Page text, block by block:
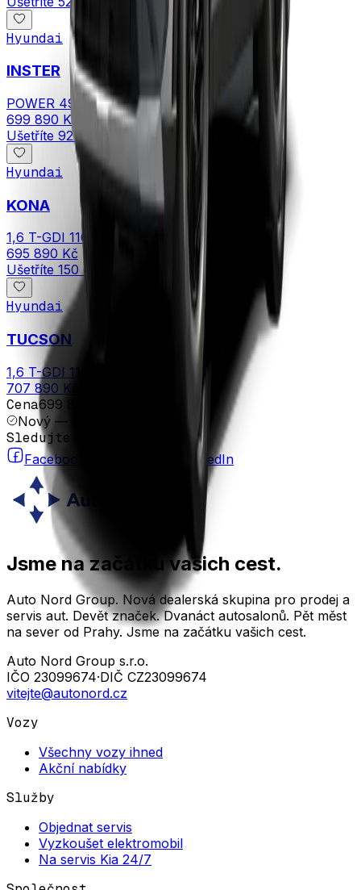
Hyundai
INSTER
POWER 49 kWh 84,5 kW 4×2
699 890 Kč
Ušetříte 92 000 Kč
Hyundai
KONA
1,6 T-GDI 110 kW 4×2
695 890 Kč
Ušetříte 150 000 Kč
Hyundai
TUCSON
1,6 T-GDI 110 kW 4×2
707 890 Kč
Cena699 890 Kč
Nový — k objednání
Sledujte nás
Facebook LinkedIn
Jsme na začátku vašich cest.
Auto Nord Group. Nová dealerská skupina pro prodej a
servis aut. Devět značek. Dvanáct autosalonů. Pět měst
na sever od Prahy. Jsme na začátku vašich cest.
Auto Nord Group s.r.o.
IČO 23099674·DIČ CZ23099674
vitejte@autonord.cz
Vozy
Všechny vozy ihned
Akční nabídky
Služby
Objednat servis
Vyzkoušet elektromobil
Na servis Kia 24/7